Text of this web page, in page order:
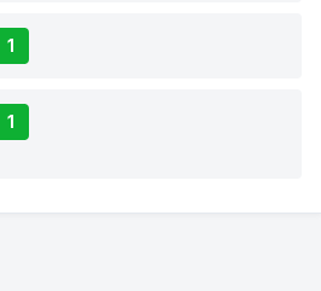
1
1